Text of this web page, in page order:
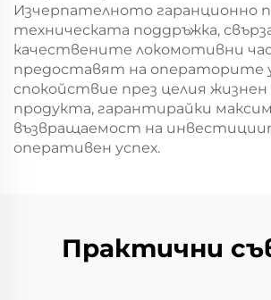
Изчерпателното гаранционно
техническата поддръжка,
качествените локомотивни
предоставят на операторите
спокойствие през целия жизнен
продукта, гарантирайки
възвращаемост на
оперативен успех.
Практични